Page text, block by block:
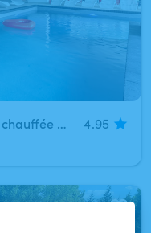
Magnifique Piscine couverte et chauffée avec espace privatif à Montmorency
4.95